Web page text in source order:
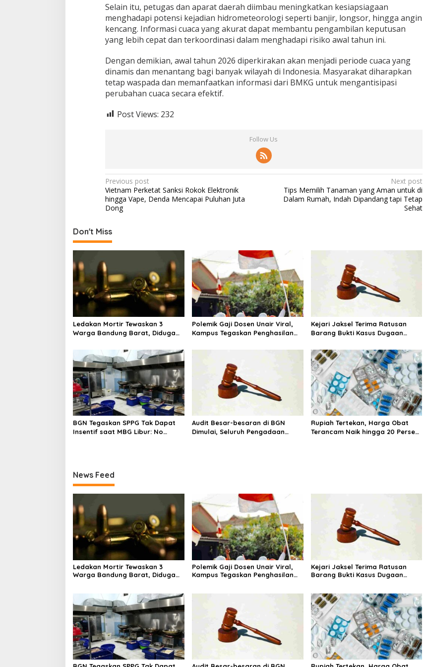
Selain itu, petugas dan aparat daerah diimbau meningkatkan kesiapsiagaan
menghadapi potensi kejadian hidrometeorologi seperti banjir, longsor, hingga angin
kencang. Informasi cuaca yang akurat dapat membantu pengambilan keputusan
yang lebih cepat dan terkoordinasi dalam menghadapi risiko awal tahun ini.
Dengan demikian, awal tahun 2026 diperkirakan akan menjadi periode cuaca yang
dinamis dan menantang bagi banyak wilayah di Indonesia. Masyarakat diharapkan
tetap waspada dan memanfaatkan informasi dari BMKG untuk mengantisipasi
perubahan cuaca secara efektif.
Post Views: 232
Follow Us
P
o
s
n
a
v
i
g
a
t
i
o
n
Previous post
Vietnam Perketat Sanksi Rokok Elektronik
hingga Vape, Denda Mencapai Puluhan Juta
Dong
Next post
Tips Memilih Tanaman yang Aman untuk di
Dalam Rumah, Indah Dipandang tapi Tetap
Sehat
Don't Miss
Ledakan Mortir Tewaskan 3
Warga Bandung Barat, Diduga
Polemik Gaji Dosen Unair Viral,
Kampus Tegaskan Penghasilan
Kejari Jaksel Terima Ratusan
Barang Bukti Kasus Dugaan
BGN Tegaskan SPPG Tak Dapat
Insentif saat MBG Libur: No
Audit Besar-besaran di BGN
Dimulai, Seluruh Pengadaan
Rupiah Tertekan, Harga Obat
Terancam Naik hingga 20 Persen,
News Feed
Ledakan Mortir Tewaskan 3
Warga Bandung Barat, Diduga
Polemik Gaji Dosen Unair Viral,
Kampus Tegaskan Penghasilan
Kejari Jaksel Terima Ratusan
Barang Bukti Kasus Dugaan